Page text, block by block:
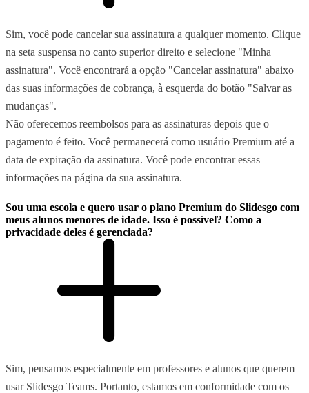
Sim, você pode cancelar sua assinatura a qualquer momento. Clique
na seta suspensa no canto superior direito e selecione "Minha
assinatura". Você encontrará a opção "Cancelar assinatura" abaixo
das suas informações de cobrança, à esquerda do botão "Salvar as
mudanças".
Não oferecemos reembolsos para as assinaturas depois que o
pagamento é feito. Você permanecerá como usuário Premium até a
data de expiração da assinatura. Você pode encontrar essas
informações na página da sua assinatura.
Sou uma escola e quero usar o plano Premium do Slidesgo com
meus alunos menores de idade. Isso é possível? Como a
privacidade deles é gerenciada?
Sim, pensamos especialmente em professores e alunos que querem
usar Slidesgo Teams. Portanto, estamos em conformidade com os